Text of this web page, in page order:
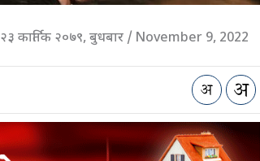
२३ कार्तिक २०७९, बुधबार / November 9, 2022